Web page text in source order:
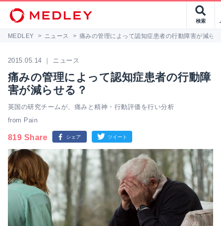
検索
MEDLEY > ニュース > 痛みの管理によって認知症患者の行動障害が減ら
2015.05.14 ｜ ニュース
痛みの管理によって認知症患者の行動障
害が減らせる？
英国の研究チームが、痛みと精神・行動評価を行い分析
from Pain
819 Share